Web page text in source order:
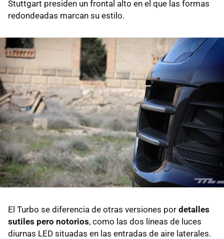
Stuttgart presiden un frontal alto en el que las formas
redondeadas marcan su estilo.
El Turbo se diferencia de otras versiones por detalles
sutiles pero notorios, como las dos líneas de luces
diurnas LED situadas en las entradas de aire laterales.